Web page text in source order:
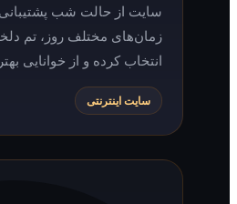
سایت از حالت شب پشتیبانی می‌کند؛ در
زمان‌های مختلف روز، تم دلخواه خود را
انتخاب کرده و از خوانایی بهتر لذت ببرید.
سایت اینترنتی